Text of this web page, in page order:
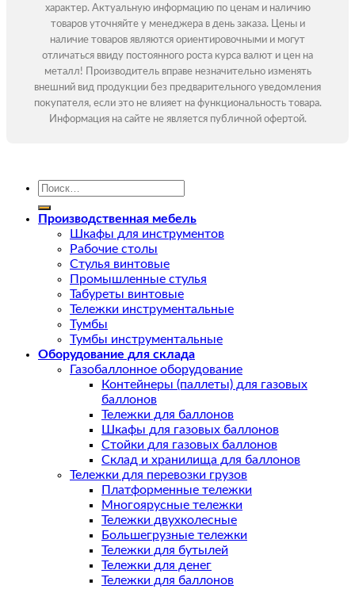
характер. Актуальную информацию по ценам и наличию
товаров уточняйте у менеджера в день заказа. Цены и
наличие товаров являются ориентировочными и могут
отличаться ввиду постоянного роста курса валют и цен на
металл! Производитель вправе незначительно изменять
внешний вид продукции без предварительного уведомления
покупателя, если это не влияет на функциональность товара.
Информация на сайте не является публичной офертой.
Искать:
Производственная мебель
Шкафы для инструментов
Рабочие столы
Стулья винтовые
Промышленные стулья
Табуреты винтовые
Тележки инструментальные
Тумбы
Тумбы инструментальные
Оборудование для склада
Газобаллонное оборудование
Контейнеры (паллеты) для газовых
баллонов
Тележки для баллонов
Шкафы для газовых баллонов
Стойки для газовых баллонов
Склад и хранилища для баллонов
Тележки для перевозки грузов
Платформенные тележки
Многоярусные тележки
Тележки двухколесные
Большегрузные тележки
Тележки для бутылей
Тележки для денег
Тележки для баллонов